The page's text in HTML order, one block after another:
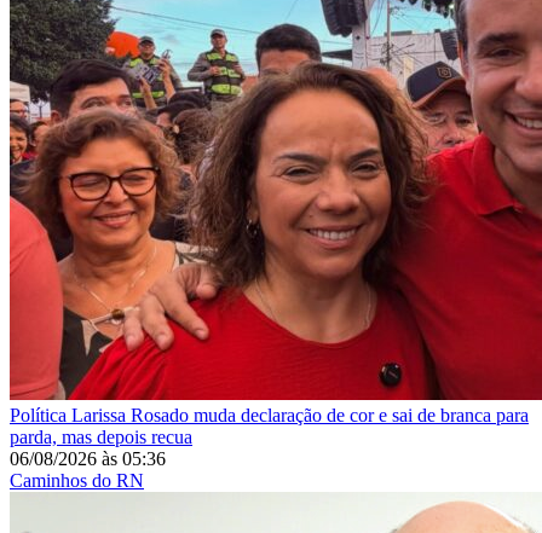
Política Larissa Rosado muda declaração de cor e sai de branca para
parda, mas depois recua
06/08/2026 às 05:36
Caminhos do RN